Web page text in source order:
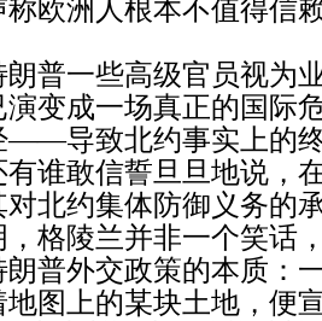
欧洲人根本不值得信
一些高级官员视为
变成一场真正的国际
导致北约事实上的终
谁敢信誓旦旦地说，
对北约集体防御义务的
陵兰并非一个笑话
普外交政策的本质：
图上的某块土地，便